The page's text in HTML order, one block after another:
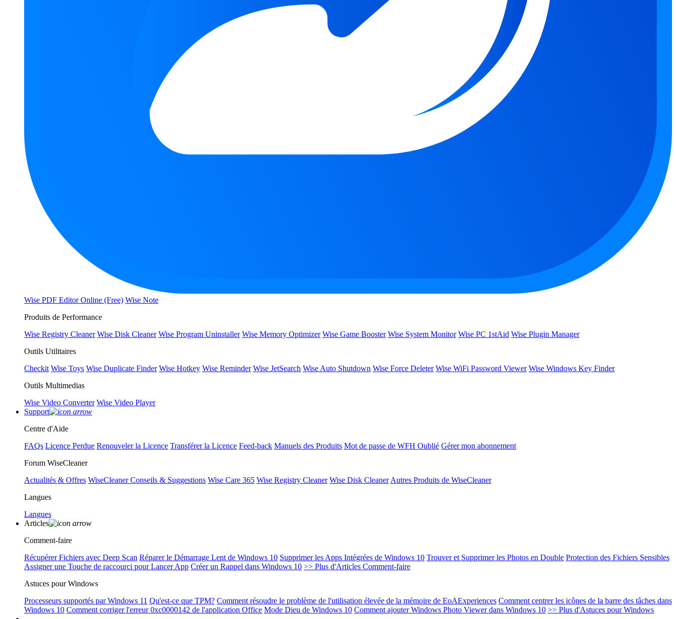
Wise PDF Editor Online (Free) Wise Note
Produits de Performance
Wise Registry Cleaner Wise Disk Cleaner Wise Program Uninstaller Wise Memory Optimizer Wise Game Booster Wise System Monitor Wise PC 1stAid Wise Plugin Manager
Outils Utilitaires
Checkit Wise Toys Wise Duplicate Finder Wise Hotkey Wise Reminder Wise JetSearch Wise Auto Shutdown Wise Force Deleter Wise WiFi Password Viewer Wise Windows Key Finder
Outils Multimedias
Wise Video Converter Wise Video Player
Support
Centre d'Aide
FAQs Licence Perdue Renouveler la Licence Transférer la Licence Feed-back Manuels des Produits Mot de passe de WFH Oublié Gérer mon abonnement
Forum WiseCleaner
Actualités & Offres WiseCleaner Conseils & Suggestions Wise Care 365 Wise Registry Cleaner Wise Disk Cleaner Autres Produits de WiseCleaner
Langues
Langues
Articles
Comment-faire
Récupérer Fichiers avec Deep Scan Réparer le Démarrage Lent de Windows 10 Supprimer les Apps Intégrées de Windows 10 Trouver et Supprimer les Photos en Double Protection des Fichiers Sensibles
Assigner une Touche de raccourci pour Lancer App Créer un Rappel dans Windows 10 >> Plus d'Articles Comment-faire
Astuces pour Windows
Processeurs supportés par Windows 11 Qu'est-ce que TPM? Comment résoudre le problème de l'utilisation élevée de la mémoire de EoAExperiences Comment centrer les icônes de la barre des tâches dans
Windows 10 Comment corriger l'erreur 0xc0000142 de l'application Office Mode Dieu de Windows 10 Comment ajouter Windows Photo Viewer dans Windows 10 >> Plus d'Astuces pour Windows